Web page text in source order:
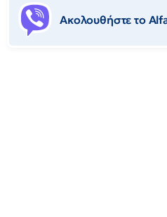
Ακολουθήστε το